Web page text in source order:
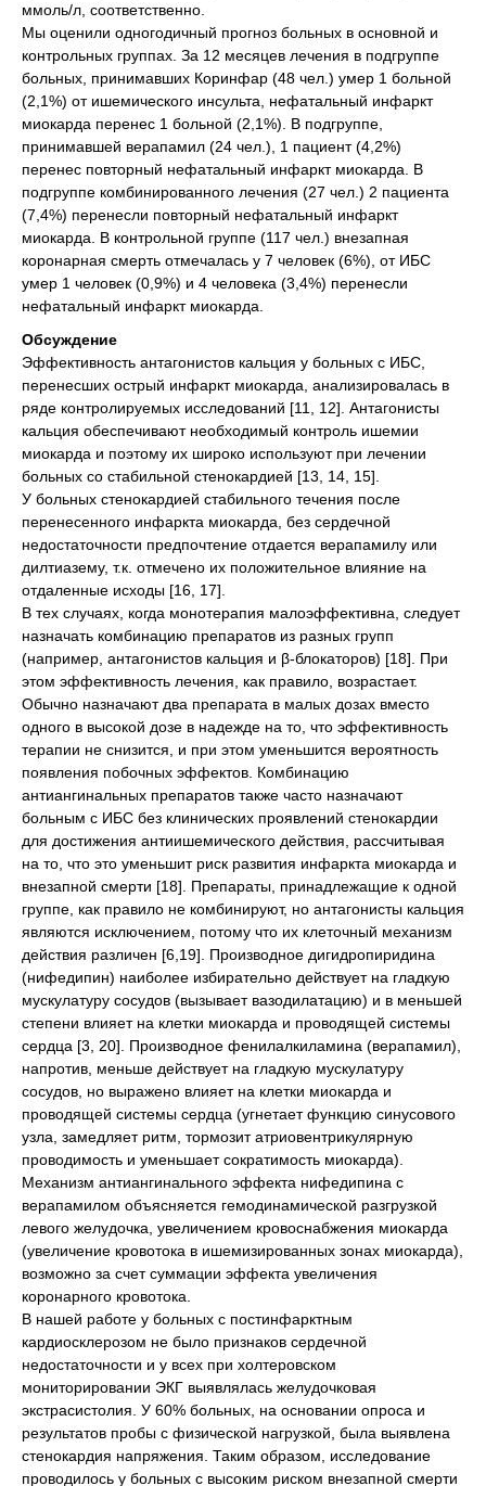
ммоль/л, соответственно.
Мы оценили одногодичный прогноз больных в основной и
контрольных группах. За 12 месяцев лечения в подгруппе
больных, принимавших Коринфар (48 чел.) умер 1 больной
(2,1%) от ишемического инсульта, нефатальный инфаркт
миокарда перенес 1 больной (2,1%). В подгруппе,
принимавшей верапамил (24 чел.), 1 пациент (4,2%)
перенес повторный нефатальный инфаркт миокарда. В
подгруппе комбинированного лечения (27 чел.) 2 пациента
(7,4%) перенесли повторный нефатальный инфаркт
миокарда. В контрольной группе (117 чел.) внезапная
коронарная смерть отмечалась у 7 человек (6%), от ИБС
умер 1 человек (0,9%) и 4 человека (3,4%) перенесли
нефатальный инфаркт миокарда.
Обсуждение
Эффективность антагонистов кальция у больных с ИБС,
перенесших острый инфаркт миокарда, анализировалась в
ряде контролируемых исследований [11, 12]. Антагонисты
кальция обеспечивают необходимый контроль ишемии
миокарда и поэтому их широко используют при лечении
больных со стабильной стенокардией [13, 14, 15].
У больных стенокардией стабильного течения после
перенесенного инфаркта миокарда, без сердечной
недостаточности предпочтение отдается верапамилу или
дилтиазему, т.к. отмечено их положительное влияние на
отдаленные исходы [16, 17].
В тех случаях, когда монотерапия малоэффективна, следует
назначать комбинацию препаратов из разных групп
(например, антагонистов кальция и β-блокаторов) [18]. При
этом эффективность лечения, как правило, возрастает.
Обычно назначают два препарата в малых дозах вместо
одного в высокой дозе в надежде на то, что эффективность
терапии не снизится, и при этом уменьшится вероятность
появления побочных эффектов. Комбинацию
антиангинальных препаратов также часто назначают
больным с ИБС без клинических проявлений стенокардии
для достижения антиишемического действия, рассчитывая
на то, что это уменьшит риск развития инфаркта миокарда и
внезапной смерти [18]. Препараты, принадлежащие к одной
группе, как правило не комбинируют, но антагонисты кальция
являются исключением, потому что их клеточный механизм
действия различен [6,19]. Производное дигидропиридина
(нифедипин) наиболее избирательно действует на гладкую
мускулатуру сосудов (вызывает вазодилатацию) и в меньшей
степени влияет на клетки миокарда и проводящей системы
сердца [3, 20]. Производное фенилалкиламина (верапамил),
напротив, меньше действует на гладкую мускулатуру
сосудов, но выражено влияет на клетки миокарда и
проводящей системы сердца (угнетает функцию синусового
узла, замедляет ритм, тормозит атриовентрикулярную
проводимость и уменьшает сократимость миокарда).
Механизм антиангинального эффекта нифедипина с
верапамилом объясняется гемодинамической разгрузкой
левого желудочка, увеличением кровоснабжения миокарда
(увеличение кровотока в ишемизированных зонах миокарда),
возможно за счет суммации эффекта увеличения
коронарного кровотока.
В нашей работе у больных с постинфарктным
кардиосклерозом не было признаков сердечной
недостаточности и у всех при холтеровском
мониторировании ЭКГ выявлялась желудочковая
экстрасистолия. У 60% больных, на основании опроса и
результатов пробы с физической нагрузкой, была выявлена
стенокардия напряжения. Таким образом, исследование
проводилось у больных с высоким риском внезапной смерти